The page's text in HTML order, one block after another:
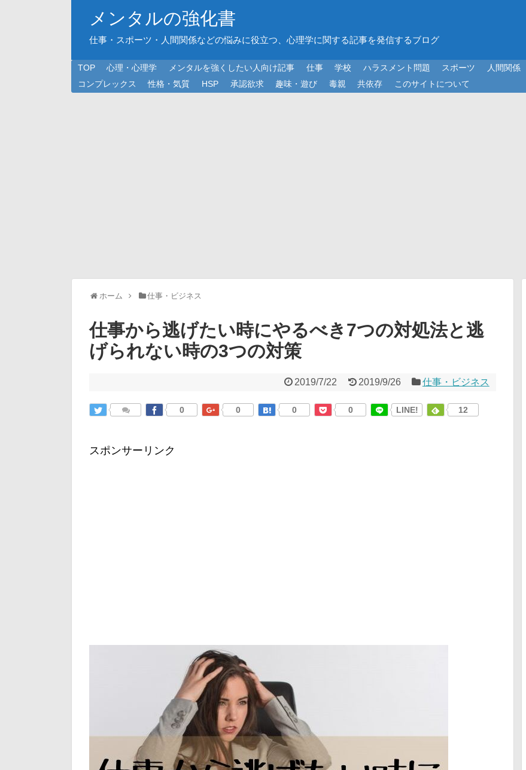
メンタルの強化書
仕事・スポーツ・人間関係などの悩みに役立つ、心理学に関する記事を発信するブログ
TOP 心理・心理学 メンタルを強くしたい人向け記事 仕事 学校 ハラスメント問題 スポーツ 人間関係
コンプレックス
性格・気質 HSP 承認欲求 趣味・遊び 毒親 共依存 このサイトについて
ホーム 仕事・ビジネス
仕事から逃げたい時にやるべき7つの対処法と逃
げられない時の3つの対策
2019/7/22 2019/9/26 仕事・ビジネス
0 0 0 0 LINE! 12
スポンサーリンク